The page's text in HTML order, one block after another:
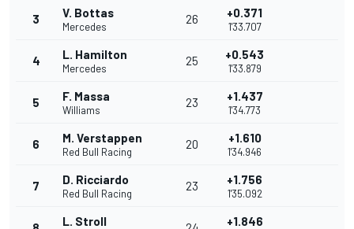
3 V. Bottas
Mercedes
26 +0.371
1'33.707
4 L. Hamilton
Mercedes
25 +0.543
1'33.879
5 F. Massa
Williams
23 +1.437
1'34.773
6 M. Verstappen
Red Bull Racing
20 +1.610
1'34.946
7 D. Ricciardo
Red Bull Racing
23 +1.756
1'35.092
L. Stroll +1.846